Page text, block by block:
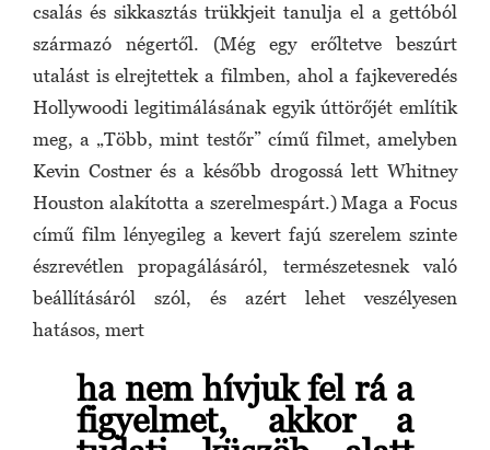
csalás és sikkasztás trükkjeit tanulja el a gettóból
származó négertől. (Még egy erőltetve beszúrt
utalást is elrejtettek a filmben, ahol a fajkeveredés
Hollywoodi legitimálásának egyik úttörőjét említik
meg, a „Több, mint testőr” című filmet, amelyben
Kevin Costner és a később drogossá lett Whitney
Houston alakította a szerelmespárt.) Maga a Focus
című film lényegileg a kevert fajú szerelem szinte
észrevétlen propagálásáról, természetesnek való
beállításáról szól, és azért lehet veszélyesen
hatásos, mert
ha nem hívjuk fel rá a
figyelmet, akkor a